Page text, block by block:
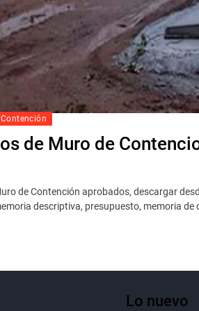
de Muro de
de Contención aprobados, descargar
descriptiva, presupuesto, memoria de
Lo nuevo